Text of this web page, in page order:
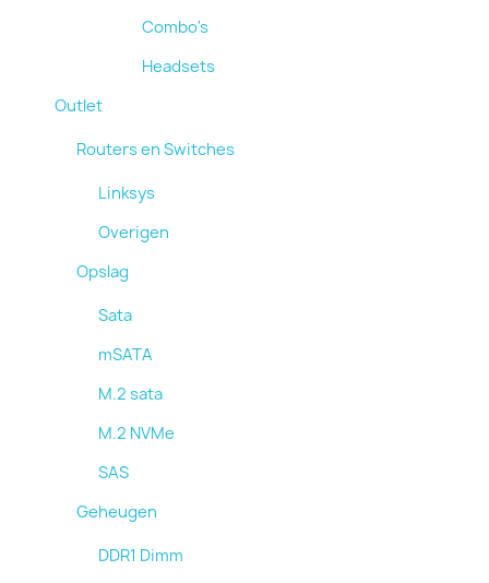
Combo's
Headsets
Outlet
Routers en Switches
Linksys
Overigen
Opslag
Sata
mSATA
M.2 sata
M.2 NVMe
SAS
Geheugen
DDR1 Dimm